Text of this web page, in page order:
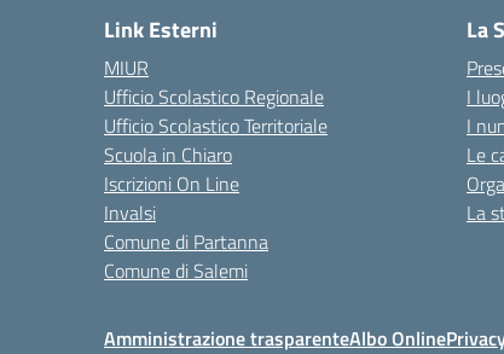
Link Esterni
MIUR
Ufficio Scolastico Regionale
Ufficio Scolastico Territoriale
Scuola in Chiaro
Iscrizioni On Line
Invalsi
Comune di Partanna
Comune di Salemi
La
I
I
Le
La
Amministrazione trasparenteAlbo Online